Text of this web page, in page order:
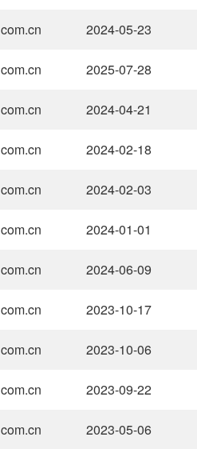
com.cn 2024-05-23
com.cn 2025-07-28
com.cn 2024-04-21
com.cn 2024-02-18
com.cn 2024-02-03
com.cn 2024-01-01
com.cn 2024-06-09
com.cn 2023-10-17
com.cn 2023-10-06
com.cn 2023-09-22
com.cn 2023-05-06